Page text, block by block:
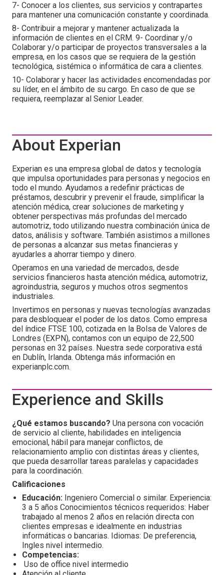
7- Conocer a los clientes, sus servicios y contrapartes
para mantener una comunicación constante y coordinada.
8- Contribuir a mejorar y mantener actualizada la
información de clientes en el CRM. 9- Coordinar y/o
Colaborar y/o participar de proyectos transversales a la
empresa, en los casos que se requiera de la gestión
tecnológica, sistémica o informática de cara a clientes.
10- Colaborar y hacer las actividades encomendadas por
su líder, en el ámbito de su cargo. En caso de que se
requiera, reemplazar al Senior Leader.
About Experian
Experian es una empresa global de datos y tecnología
que impulsa oportunidades para personas y negocios en
todo el mundo. Ayudamos a redefinir prácticas de
préstamos, descubrir y prevenir el fraude, simplificar la
atención médica, crear soluciones de marketing y
obtener perspectivas más profundas del mercado
automotriz, todo utilizando nuestra combinación única de
datos, análisis y software. También asistimos a millones
de personas a alcanzar sus metas financieras y
ayudarles a ahorrar tiempo y dinero.
Operamos en una variedad de mercados, desde
servicios financieros hasta atención médica, automotriz,
agroindustria, seguros y muchos otros segmentos
industriales.
Invertimos en personas y nuevas tecnologías avanzadas
para desbloquear el poder de los datos. Como empresa
del índice FTSE 100, cotizada en la Bolsa de Valores de
Londres (EXPN), contamos con un equipo de 22,500
personas en 32 países. Nuestra sede corporativa está
en Dublín, Irlanda. Obtenga más información en
experianplc.com.
Experience and Skills
¿Qué estamos buscando? Una persona con vocación
de servicio al cliente, habilidades en inteligencia
emocional, hábil para manejar conflictos, de
relacionamiento amplio con distintas áreas y clientes,
que pueda desarrollar tareas paralelas y capacidades
para la coordinación.
Calificaciones
Educación: Ingeniero Comercial o similar. Experiencia:
3 a 5 años Conocimientos técnicos requeridos: Haber
trabajado al menos 2 años en relación directa con
clientes empresas e idealmente en industrias
informáticas o bancarias. Idiomas: De preferencia,
Ingles nivel intermedio.
Competencias:
Uso de office nivel intermedio